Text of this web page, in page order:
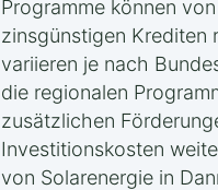
Programme können
zinsgünstigen Krediten
variieren je nach
die regionalen
zusätzlichen
Investitionskosten
von Solarenergie in